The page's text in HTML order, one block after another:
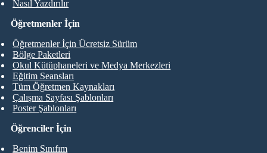
Nasıl Yazdırılır
Öğrenciler İçin
Benim Sınıfım
Öğretmenler İçin
Öğretmenler İçin Ücretsiz Sürüm
Bölge Paketleri
Okul Kütüphaneleri ve Medya Merkezleri
Eğitim Seansları
Tüm Öğretmen Kaynakları
Çalışma Sayfası Şablonları
Poster Şablonları